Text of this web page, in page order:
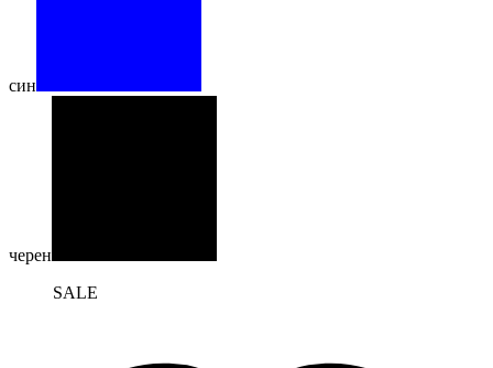
син
черен
SALE